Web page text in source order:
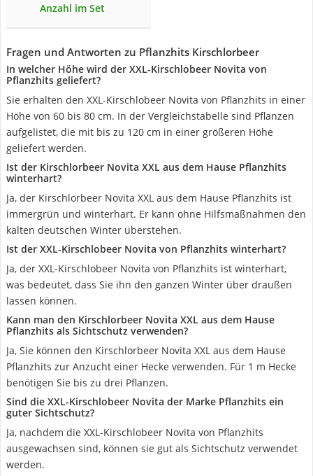
Anzahl im Set
Fragen und Antworten zu Pflanzhits Kirschlorbeer
In welcher Höhe wird der XXL-Kirschlobeer Novita von
Pflanzhits geliefert?
Sie erhalten den XXL-Kirschlobeer Novita von Pflanzhits in einer
Höhe von 60 bis 80 cm. In der Vergleichstabelle sind Pflanzen
aufgelistet, die mit bis zu 120 cm in einer größeren Höhe
geliefert werden.
Ist der Kirschlorbeer Novita XXL aus dem Hause Pflanzhits
winterhart?
Ja, der Kirschlorbeer Novita XXL aus dem Hause Pflanzhits ist
immergrün und winterhart. Er kann ohne Hilfsmaßnahmen den
kalten deutschen Winter überstehen.
Ist der XXL-Kirschlobeer Novita von Pflanzhits winterhart?
Ja, der XXL-Kirschlobeer Novita von Pflanzhits ist winterhart,
was bedeutet, dass Sie ihn den ganzen Winter über draußen
lassen können.
Kann man den Kirschlorbeer Novita XXL aus dem Hause
Pflanzhits als Sichtschutz verwenden?
Ja, Sie können den Kirschlorbeer Novita XXL aus dem Hause
Pflanzhits zur Anzucht einer Hecke verwenden. Für 1 m Hecke
benötigen Sie bis zu drei Pflanzen.
Sind die XXL-Kirschlobeer Novita der Marke Pflanzhits ein
guter Sichtschutz?
Ja, nachdem die XXL-Kirschlobeer Novita von Pflanzhits
ausgewachsen sind, können sie gut als Sichtschutz verwendet
werden.